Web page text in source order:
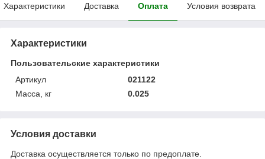
Характеристики Доставка Оплата Условия возврата
Характеристики
Пользовательские характеристики
Артикул
021122
Масса, кг
0.025
Условия доставки
Доставка осуществляется только по предоплате.